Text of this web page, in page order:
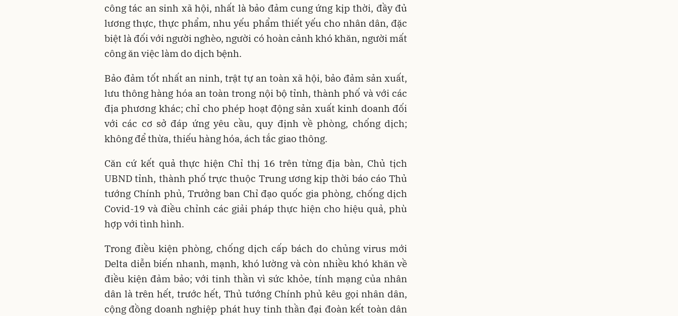
công tác an sinh xã hội, nhất là bảo đảm cung ứng kịp thời, đầy đủ
lương thực, thực phẩm, nhu yếu phẩm thiết yếu cho nhân dân, đặc
biệt là đối với người nghèo, người có hoàn cảnh khó khăn, người mất
công ăn việc làm do dịch bệnh.
Bảo đảm tốt nhất an ninh, trật tự an toàn xã hội, bảo đảm sản xuất,
lưu thông hàng hóa an toàn trong nội bộ tỉnh, thành phố và với các
địa phương khác; chỉ cho phép hoạt động sản xuất kinh doanh đối
với các cơ sở đáp ứng yêu cầu, quy định về phòng, chống dịch;
không để thừa, thiếu hàng hóa, ách tắc giao thông.
Căn cứ kết quả thực hiện Chỉ thị 16 trên từng địa bàn, Chủ tịch
UBND tỉnh, thành phố trực thuộc Trung ương kịp thời báo cáo Thủ
tướng Chính phủ, Trưởng ban Chỉ đạo quốc gia phòng, chống dịch
Covid-19 và điều chỉnh các giải pháp thực hiện cho hiệu quả, phù
hợp với tình hình.
Trong điều kiện phòng, chống dịch cấp bách do chủng virus mới
Delta diễn biến nhanh, mạnh, khó lường và còn nhiều khó khăn về
điều kiện đảm bảo; với tinh thần vì sức khỏe, tính mạng của nhân
dân là trên hết, trước hết, Thủ tướng Chính phủ kêu gọi nhân dân,
cộng đồng doanh nghiệp phát huy tinh thần đại đoàn kết toàn dân